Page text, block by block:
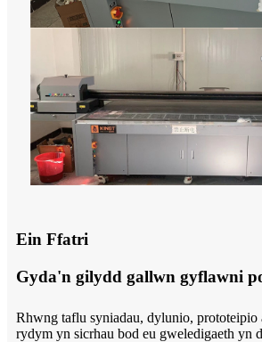
Ein Ffatri
Gyda'n gilydd gallwn gyflawni
Rhwng taflu syniadau, dylunio, prototeipio
rydym yn sicrhau bod eu gweledigaeth yn